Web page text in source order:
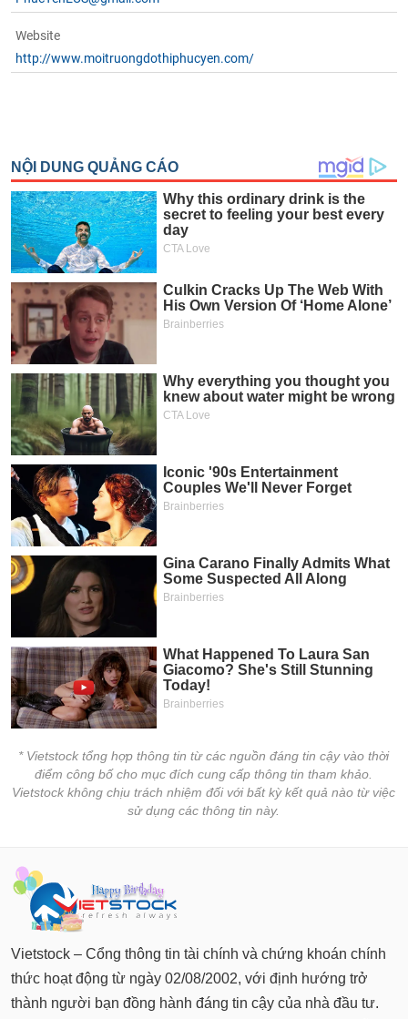
Website
http://www.moitruongdothiphucyen.com/
* Vietstock tổng hợp thông tin từ các nguồn đáng tin cậy vào thời
điểm công bố cho mục đích cung cấp thông tin tham khảo.
Vietstock không chịu trách nhiệm đối với bất kỳ kết quả nào từ việc
sử dụng các thông tin này.
Vietstock – Cổng thông tin tài chính và chứng khoán chính
thức hoạt động từ ngày 02/08/2002, với định hướng trở
thành người bạn đồng hành đáng tin cậy của nhà đầu tư.